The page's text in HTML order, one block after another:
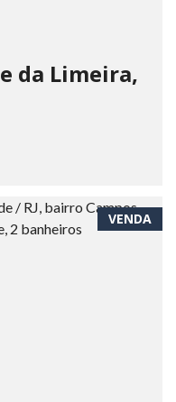
da Limeira,
VENDA